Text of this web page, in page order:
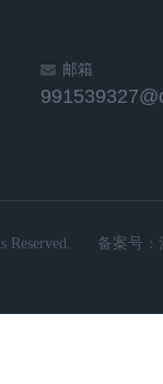
邮箱
备案号：